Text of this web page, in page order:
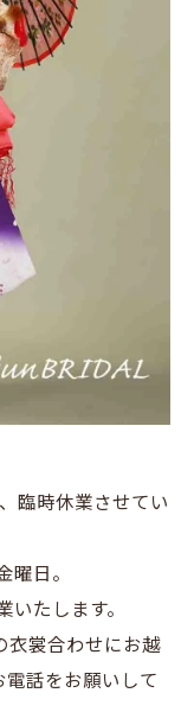
臨時休業させてい
日。
たします。
衣裳合わせにお越
話をお願いして